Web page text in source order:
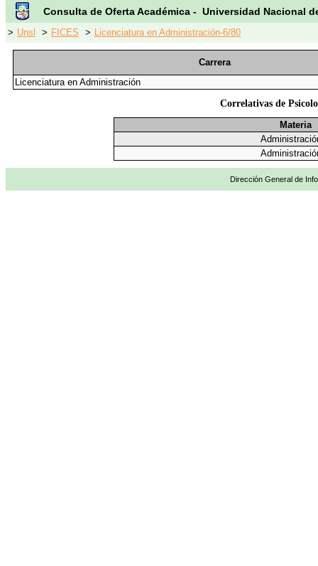
Consulta de Oferta Académica - Universidad Nacional
> Unsl > FICES > Licenciatura en Administración-6/80
Carrera
Licenciatura en Administración
Correlativas de
Materia
Dirección General de